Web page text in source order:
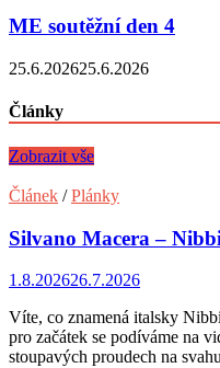
ME soutěžní den 4
25.6.202625.6.2026
Články
Zobrazit vše
Článek /Plánky
Silvano Macera –
1.8.202626.7.2026
Víte, co znamená italsky
pro začátek se podíváme na
stoupavých proudech na